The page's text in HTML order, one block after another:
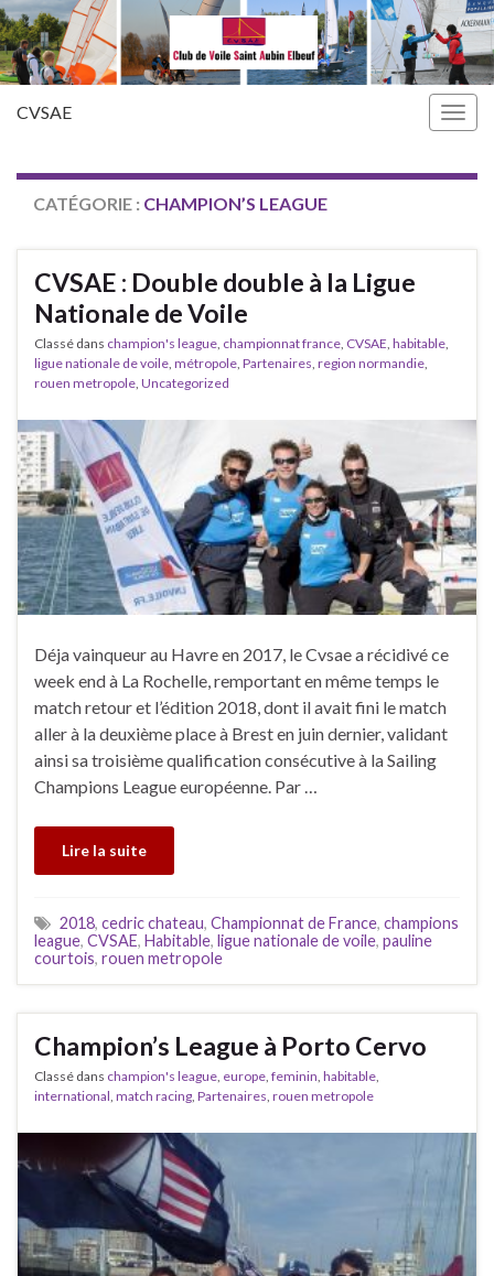
CVSAE
CATÉGORIE : CHAMPION’S LEAGUE
CVSAE : Double double à la Ligue
Nationale de Voile
Classé dans champion's league championnat france CVSAE habitable
ligue nationale de voile métropole Partenaires region normandie
rouen metropole Uncategorized
Déja vainqueur au Havre en 2017, le Cvsae a récidivé ce
week end à La Rochelle, remportant en même temps le
match retour et l’édition 2018, dont il avait fini le match
aller à la deuxième place à Brest en juin dernier, validant
ainsi sa troisième qualification consécutive à la Sailing
Champions League européenne. Par …
Lire la suite
2018, cedric chateau, Championnat de France, champions
league, CVSAE, Habitable, ligue nationale de voile, pauline
courtois, rouen metropole
Champion’s League à Porto Cervo
Classé dans champion's league, europe, feminin, habitable,
international, match racing, Partenaires, rouen metropole